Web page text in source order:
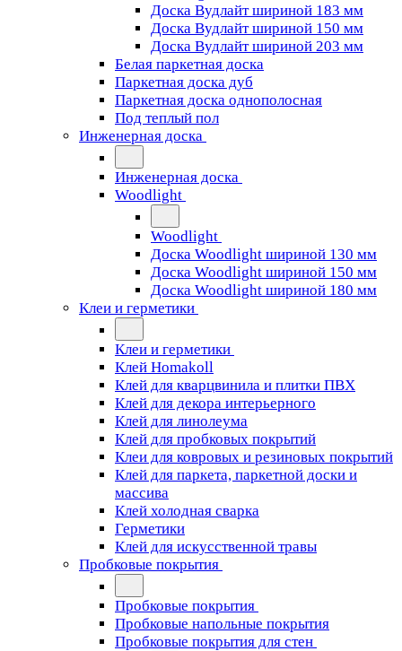
Доска Вудлайт шириной 183 мм
Доска Вудлайт шириной 150 мм
Доска Вудлайт шириной 203 мм
Белая паркетная доска
Паркетная доска дуб
Паркетная доска однополосная
Под теплый пол
Инженерная доска
Инженерная доска
Woodlight
Woodlight
Доска Woodlight шириной 130 мм
Доска Woodlight шириной 150 мм
Доска Woodlight шириной 180 мм
Клеи и герметики
Клеи и герметики
Клей Homakoll
Клей для кварцвинила и плитки ПВХ
Клей для декора интерьерного
Клей для линолеума
Клей для пробковых покрытий
Клеи для ковровых и резиновых покрытий
Клей для паркета, паркетной доски и
массива
Клей холодная сварка
Герметики
Клей для искусственной травы
Пробковые покрытия
Пробковые покрытия
Пробковые напольные покрытия
Пробковые покрытия для стен